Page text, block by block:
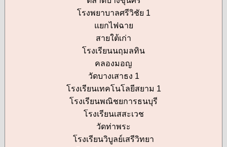
โรงพยาบาลศรีวิชัย 1
แยกไฟฉาย
สายใต้เก่า
โรงเรียนนฤมลทิน
คลองมอญ
วัดบางเสาธง 1
โรงเรียนเทคโนโลยีสยาม 1
โรงเรียนพณิชยการธนบุรี
โรงเรียนเสสะเวช
วัดท่าพระ
โรงเรียนวิบูลย์เสรีวิทยา